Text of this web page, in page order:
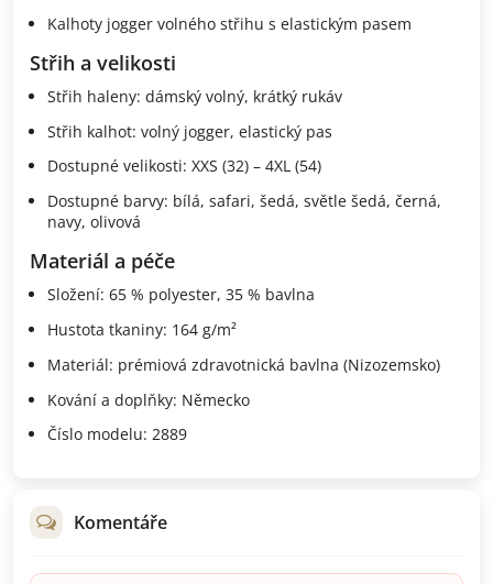
Kalhoty jogger volného střihu s elastickým pasem
Střih a velikosti
Střih haleny: dámský volný, krátký rukáv
Střih kalhot: volný jogger, elastický pas
Dostupné velikosti: XXS (32) – 4XL (54)
Dostupné barvy: bílá, safari, šedá, světle šedá, černá,
navy, olivová
Materiál a péče
Složení: 65 % polyester, 35 % bavlna
Hustota tkaniny: 164 g/m²
Materiál: prémiová zdravotnická bavlna (Nizozemsko)
Kování a doplňky: Německo
Číslo modelu: 2889
Komentáře